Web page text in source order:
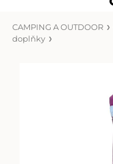
CAMPING A OUTDOOR
doplňky